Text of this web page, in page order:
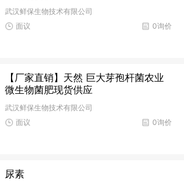
武汉鲜保生物技术有限公司
0询价
面议
【厂家直销】天然 巨大芽孢杆菌农业
微生物菌肥现货供应
武汉鲜保生物技术有限公司
0询价
面议
尿素